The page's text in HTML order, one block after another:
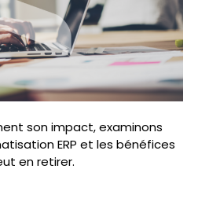
son impact, examinons
ERP et les bénéfices
en retirer.